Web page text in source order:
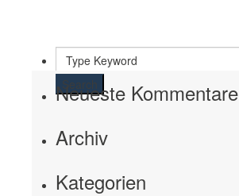
Search
Neueste Kommentare
Archiv
Kategorien